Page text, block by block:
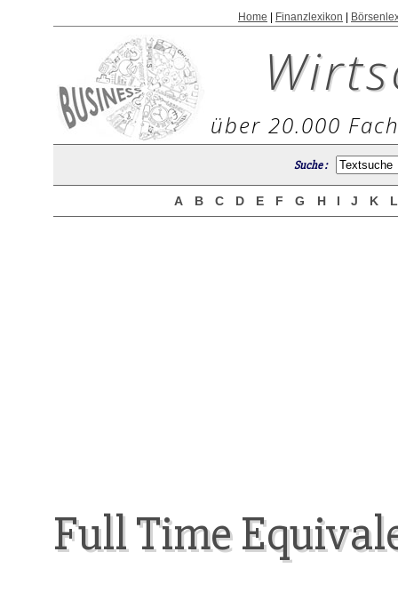
Home Finanzlexikon
über 20.000
Suche :
A B C D E F G H I J K
Full Time